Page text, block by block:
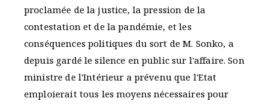
proclamée de la justice, la pression de la
contestation et de la pandémie, et les
conséquences politiques du sort de M. Sonko, a
depuis gardé le silence en public sur l'affaire. Son
ministre de l'Intérieur a prévenu que l'Etat
emploierait tous les moyens nécessaires pour